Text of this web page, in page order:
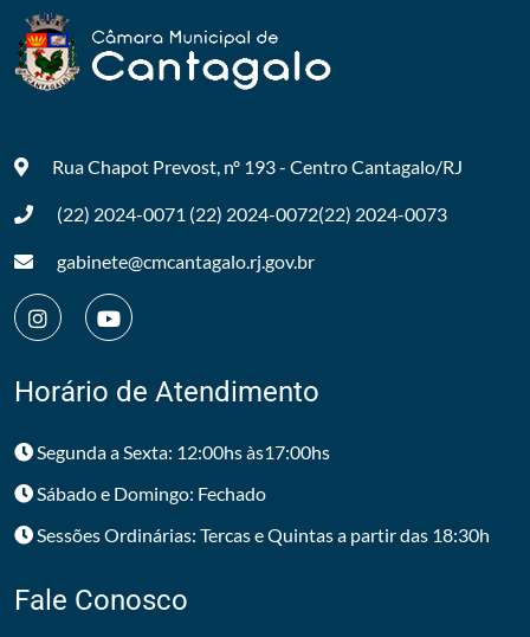
Rua Chapot Prevost, nº 193 - CentroCantagalo/RJ
(22) 2024-0071 (22) 2024-0072(22) 2024-0073
gabinete@cmcantagalo.rj.gov.br
Horário de Atendimento
Segunda a Sexta: 12:00hs às17:00hs
Sábado e Domingo: Fechado
Sessões Ordinárias: Tercas e Quintas a partir das 18:30h
Fale Conosco